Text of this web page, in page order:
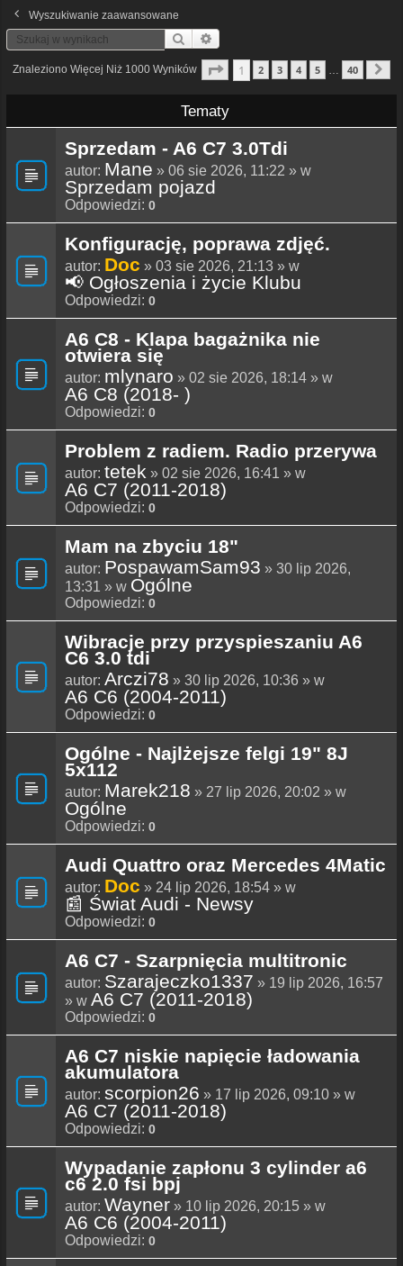
Wyszukiwanie zaawansowane
Szukaj
Znaleziono Więcej Niż 1000 Wyników Strona1 40
1 2 3 4 5 40
Tematy
Sprzedam - A6 C7 3.0Tdi
autor: Mane » 06 sie 2026, 11:22 » w
Sprzedam pojazd
Odpowiedzi: 0
Konfigurację, poprawa zdjęć.
autor: Doc » 03 sie 2026, 21:13 » w
📢 Ogłoszenia i życie Klubu
Odpowiedzi: 0
A6 C8 - Klapa bagażnika nie
otwiera się
autor: mlynaro » 02 sie 2026, 18:14 » w
A6 C8 (2018- )
Odpowiedzi: 0
Problem z radiem. Radio przerywa
autor: tetek » 02 sie 2026, 16:41 » w
A6 C7 (2011-2018)
Odpowiedzi: 0
Mam na zbyciu 18"
autor: PospawamSam93 » 30 lip 2026,
13:31 » w Ogólne
Odpowiedzi: 0
Wibracje przy przyspieszaniu A6
C6 3.0 tdi
autor: Arczi78 » 30 lip 2026, 10:36 » w
A6 C6 (2004-2011)
Odpowiedzi: 0
Ogólne - Najlżejsze felgi 19" 8J
5x112
autor: Marek218 » 27 lip 2026, 20:02 » w
Ogólne
Odpowiedzi: 0
Audi Quattro oraz Mercedes 4Matic
autor: Doc » 24 lip 2026, 18:54 » w
📰 Świat Audi - Newsy
Odpowiedzi: 0
A6 C7 - Szarpnięcia multitronic
autor: Szarajeczko1337 » 19 lip 2026, 16:57
» w A6 C7 (2011-2018)
Odpowiedzi: 0
A6 C7 niskie napięcie ładowania
akumulatora
autor: scorpion26 » 17 lip 2026, 09:10 » w
A6 C7 (2011-2018)
Odpowiedzi: 0
Wypadanie zapłonu 3 cylinder a6
c6 2.0 fsi bpj
autor: Wayner » 10 lip 2026, 20:15 » w
A6 C6 (2004-2011)
Odpowiedzi: 0